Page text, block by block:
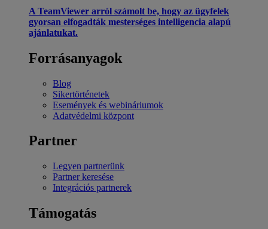
A TeamViewer arról számolt be, hogy az ügyfelek
gyorsan elfogadták mesterséges intelligencia alapú
ajánlatukat.
Forrásanyagok
Blog
Sikertörténetek
Események és webináriumok
Adatvédelmi központ
Partner
Legyen partnerünk
Partner keresése
Integrációs partnerek
Támogatás